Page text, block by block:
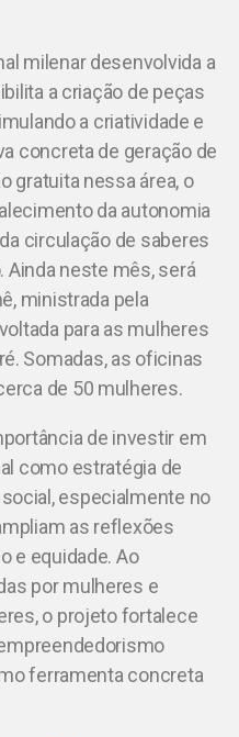
milenar desenvolvida a
a criação de peças
a criatividade e
concreta de geração de
gratuita nessa área, o
da autonomia
circulação de saberes
neste mês, será
ministrada pela
para as mulheres
Somadas, as oficinas
de 50 mulheres.
de investir em
como estratégia de
especialmente no
as reflexões
e equidade. Ao
por mulheres e
o projeto fortalece
ferramenta concreta